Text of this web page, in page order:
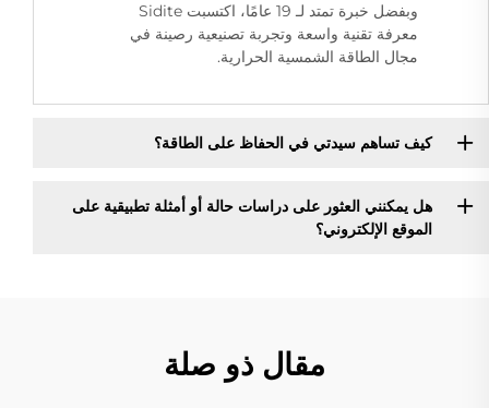
وبفضل خبرة تمتد لـ 19 عامًا، اكتسبت Sidite
معرفة تقنية واسعة وتجربة تصنيعية رصينة في
مجال الطاقة الشمسية الحرارية.
كيف تساهم سيدتي في الحفاظ على الطاقة؟
هل يمكنني العثور على دراسات حالة أو أمثلة تطبيقية على
الموقع الإلكتروني؟
مقال ذو صلة